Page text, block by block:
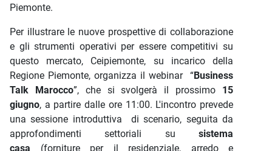
Piemonte.
Per illustrare le nuove prospettive di collaborazione
e gli strumenti operativi per essere competitivi su
questo mercato, Ceipiemonte, su incarico della
Regione Piemonte, organizza il webinar “Business
Talk Marocco”, che si svolgerà il prossimo 15
giugno, a partire dalle ore 11:00. L'incontro prevede
una sessione introduttiva di scenario, seguita da
approfondimenti settoriali su sistema
casa (forniture per il residenziale, arredo e